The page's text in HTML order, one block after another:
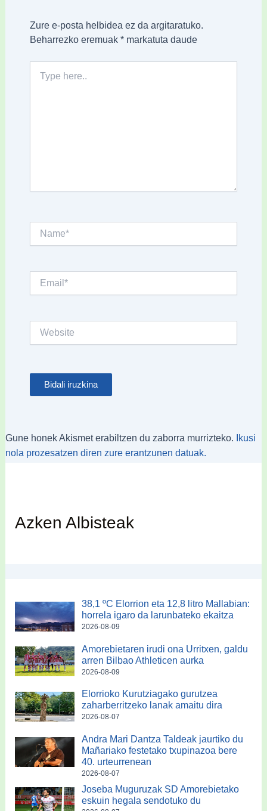
Zure e-posta helbidea ez da argitaratuko.
Beharrezko eremuak *markatuta daude
here..
Gune honek Akismet erabiltzen du zaborra murrizteko.
Ikusi
nola prozesatzen diren zure erantzunen datuak.
Azken Albisteak
38,1 ºC Elorrion eta 12,8 litro Mallabian:
horrela igaro da larunbateko ekaitza
2026-08-09
Amorebietaren irudi ona Urritxen, galdu
arren Bilbao Athleticen aurka
2026-08-09
Elorrioko Kurutziagako gurutzea
zaharberritzeko lanak amaitu dira
2026-08-07
Andra Mari Dantza Taldeak jaurtiko du
Mañariako festetako txupinazoa bere
40. urteurrenean
2026-08-07
Joseba Muguruzak SD Amorebietako
eskuin hegala sendotuko du